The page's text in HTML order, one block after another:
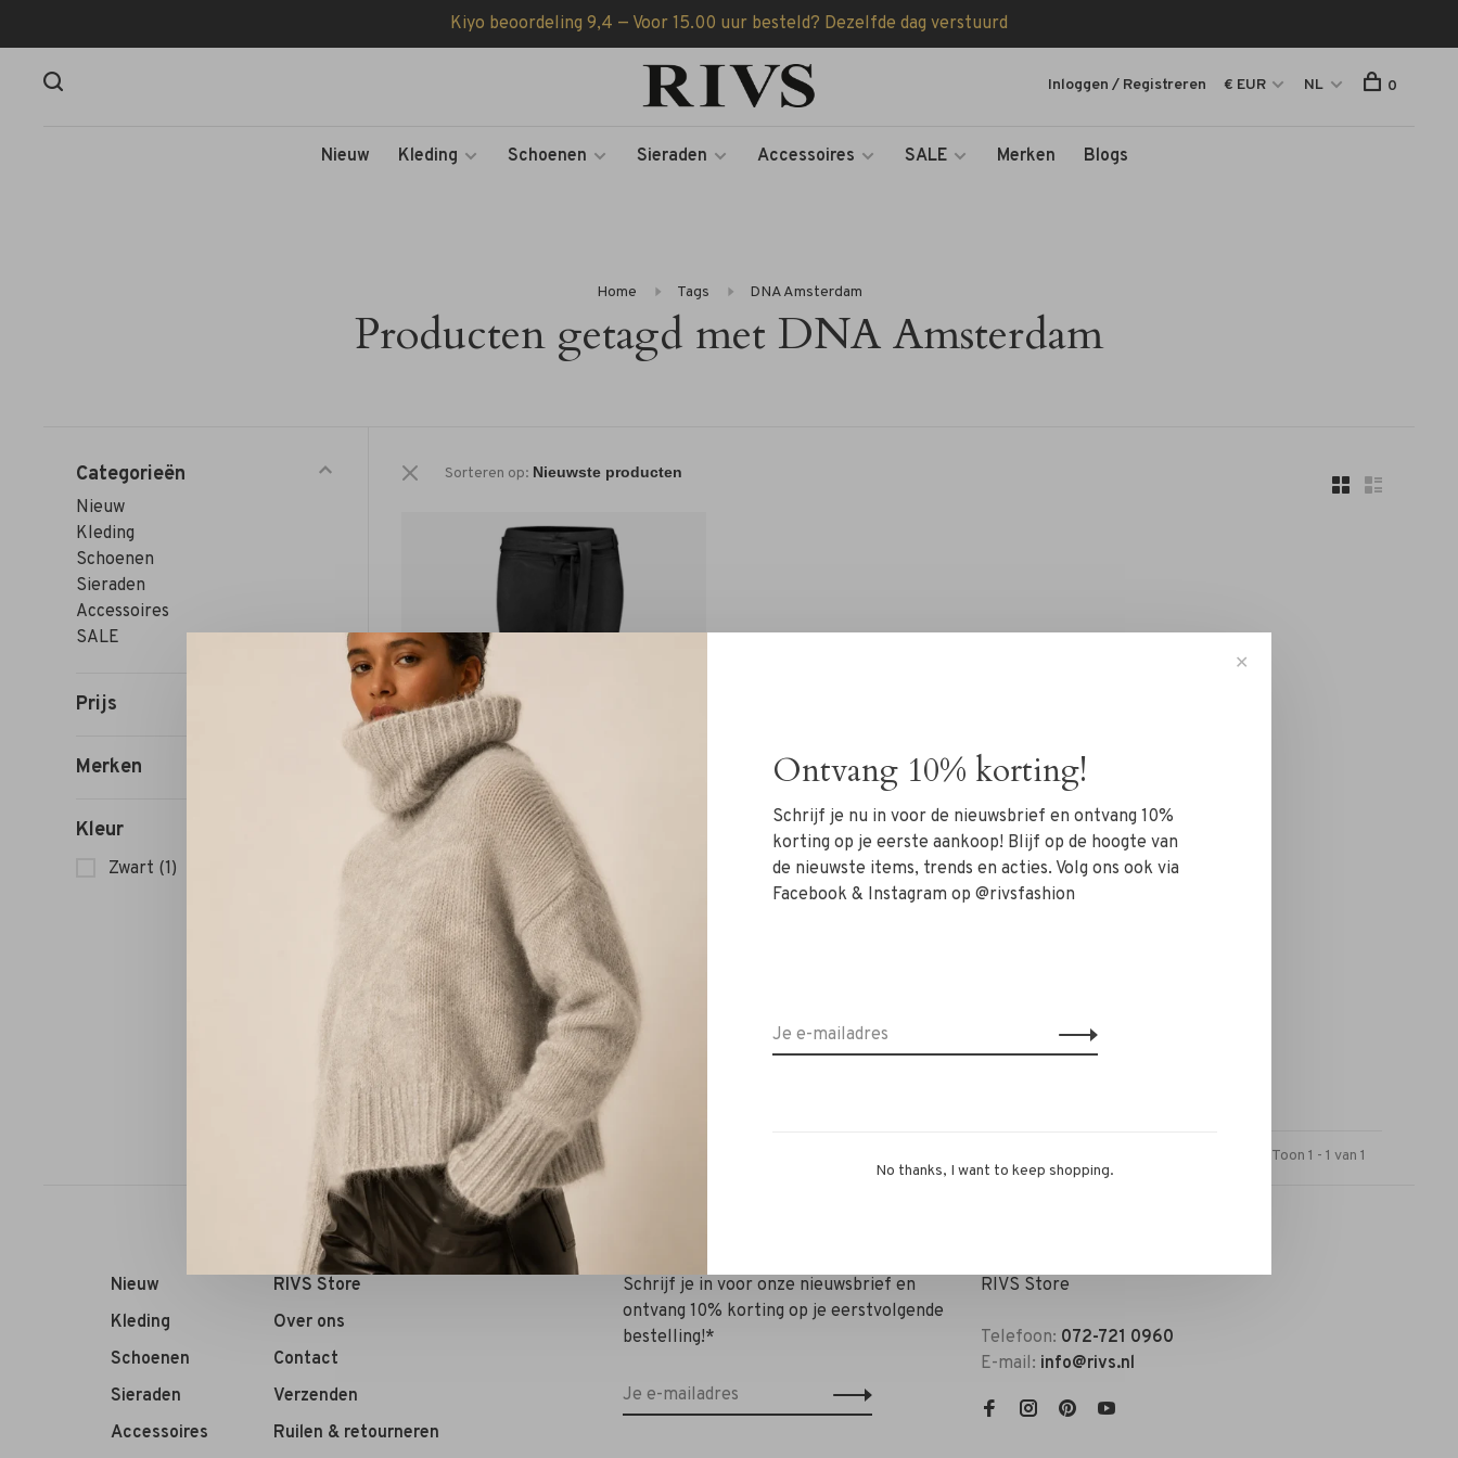
Kiyo beoordeling 9,4 — Voor 15.00 uur besteld? Dezelfde dag verstuurd
Nieuw Kleding Schoenen Sieraden Accessoires SALE Merken Blogs
Inloggen / Registreren € EUR NL 0
Home Tags DNA Amsterdam
Producten getagd met DNA Amsterdam
Categorieën
Nieuw
Kleding
Schoenen
Sieraden
Accessoires
SALE
Prijs
Merken
Kleur
Zwart (1)
Sorteren op:
DNA Amsterdam
DNA Amsterdam Pants Ann black
€599,95
Sorteren op: Toon 1 - 1 van 1
Nieuw
Kleding
Schoenen
Sieraden
Accessoires
RIVS Store
Over ons
Contact
Verzenden
Ruilen & retourneren
Schrijf je in voor onze nieuwsbrief en
ontvang 10% korting op je eerstvolgende
bestelling!*
RIVS Store
Telefoon: 072-721 0960
E-mail: info@rivs.nl
✕
Ontvang 10% korting!
Schrijf je nu in voor de nieuwsbrief en ontvang 10%
korting op je eerste aankoop! Blijf op de hoogte van
de nieuwste items, trends en acties. Volg ons ook via
Facebook & Instagram op @rivsfashion
No thanks, I want to keep shopping.